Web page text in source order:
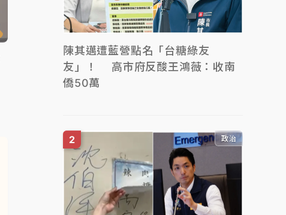
陳其邁遭藍營點名「台糖綠友
友」！ 高市府反酸王鴻薇：收南
僑50萬
政治